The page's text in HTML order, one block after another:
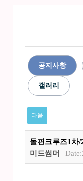
공지사항
갤러리
다음
돌핀크루즈1차/
미드썸머